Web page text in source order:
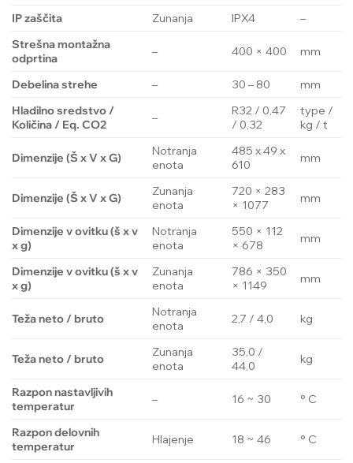
IP zaščita
Zunanja IPX4
–
Strešna montažna
odprtina
– 400 × 400 mm
Debelina strehe – 30 – 80
mm
Hladilno sredstvo /
Količina / Eq. CO2
–
R32 / 0,47
/ 0,32
type /
kg / t
Dimenzije (Š x V x G)
Notranja
enota
485 x 49 x
610
mm
Dimenzije (Š x V x G)
Zunanja
enota
720 × 283
× 1077
mm
Dimenzije v ovitku (š x v
x g)
Notranja
enota
550 × 112
× 678
mm
Dimenzije v ovitku (š x v
x g)
Zunanja
enota
786 × 350
× 1149
mm
Teža neto / bruto
Notranja
enota
2,7 / 4,0 kg
Teža neto / bruto
Zunanja
enota
35,0 /
44,0
kg
Razpon nastavljivih
temperatur
– 16 ~ 30 ° C
Razpon delovnih
temperatur
Hlajenje 18 ~ 46 ° C